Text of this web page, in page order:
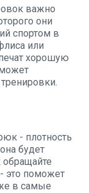
важно
они
спортом в
или
хорошую
- плотность
будет
это поможет
в самые